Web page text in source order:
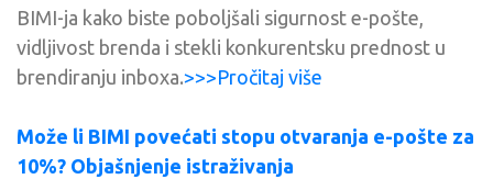
BIMI-ja kako biste poboljšali sigurnost e-pošte,
vidljivost brenda i stekli konkurentsku prednost u
brendiranju inboxa.>>>Pročitaj više
Može li BIMI povećati stopu otvaranja e-pošte za
10%? Objašnjenje istraživanja